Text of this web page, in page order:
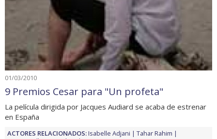
01/03/2010
9 Premios Cesar para "Un profeta"
La película dirigida por Jacques Audiard se acaba de estrenar
en España
ACTORES RELACIONADOS:Isabelle Adjani
Tahar Rahim